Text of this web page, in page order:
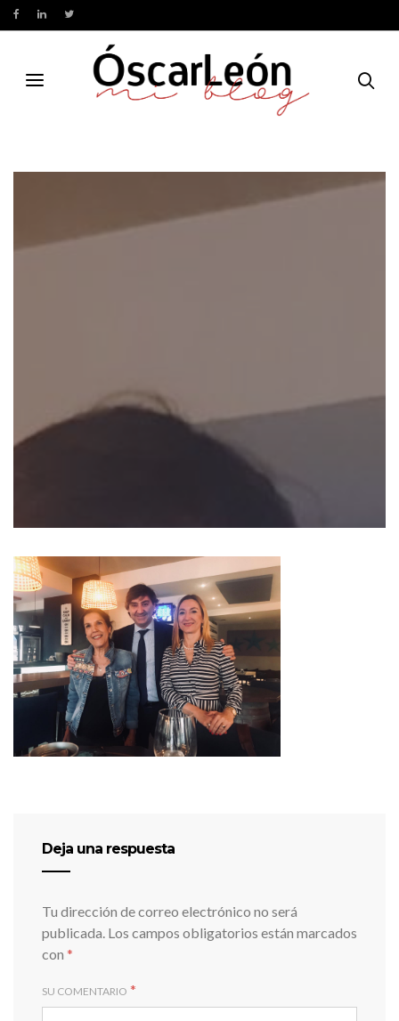
Deja una respuesta
Tu dirección de correo electrónico no será
publicada. Los campos obligatorios están marcados
con *
SU COMENTARIO *